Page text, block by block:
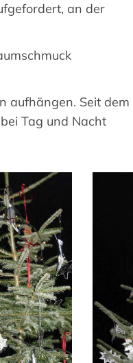
an der
aufhängen. Seit dem
Tag und Nacht